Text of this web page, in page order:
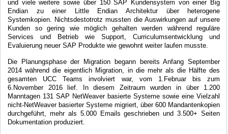
und viele weitere sowie über 150 SAP Kundensystem von einer Big
Endian zu einer Little Endian Architektur über heterogene
Systemkopien. Nichtsdestotrotz mussten die Auswirkungen auf unsere
Kunden so gering wie möglich gehalten werden während reguläre
Services und Betrieb wie Support, Curriculumsentwicklung und
Evaluierung neuer SAP Produkte wie gewohnt weiter laufen musste.
Die Planungsphase der Migration begann bereits Anfang September
2014 während die eigentlich Migration, in die mehr als die Hälfte des
gesamten UCC Teams involviert war, vom 1.Februar bis zum
6.November 2016 lief. In diesem Zeitraum wurden in über 1.200
Manntagen 131 SAP NetWeaver basierte Systeme sowie eine Vielzahl
nicht-NetWeaver basierter Systeme migriert, über 600 Mandantenkopien
durchgeführt, mehr als 5.000 Emails geschrieben und 3.500+ Seiten
Dokumentation produziert.